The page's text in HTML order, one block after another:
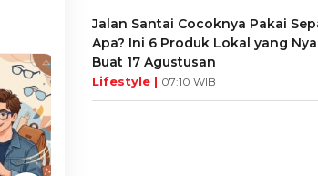
Jalan Santai Cocoknya Pakai
Apa? Ini 6 Produk Lokal yang
Buat 17 Agustusan
Lifestyle | 07:10 WIB